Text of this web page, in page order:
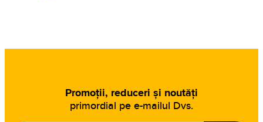
Promoții, reduceri și noutăți
primordial pe e-mailul Dvs.